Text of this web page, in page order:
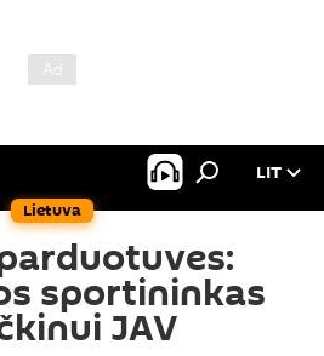
Lietuva
LIT
sportininkas
JAV